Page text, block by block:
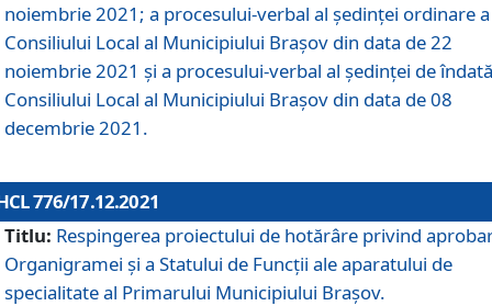
noiembrie 2021; a procesului-verbal al şedinţei ordinare a
Consiliului Local al Municipiului Braşov din data de 22
noiembrie 2021 și a procesului-verbal al şedinţei de
Consiliului Local al Municipiului Braşov din data de 08
decembrie 2021.
776/17.12.2021
Titlu: Respingerea proiectului de hotărâre privind
Organigramei şi a Statului de Funcţii ale aparatului de
specialitate al Primarului Municipiului Braşov.